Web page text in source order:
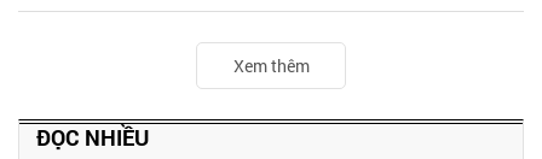
Xem thêm
ĐỌC NHIỀU